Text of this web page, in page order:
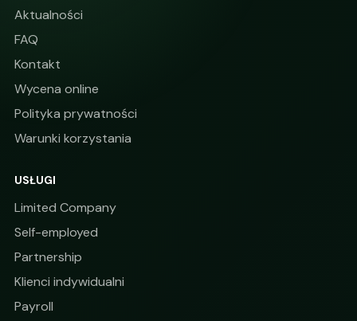
Aktualności
FAQ
Kontakt
Wycena online
Polityka prywatności
Warunki korzystania
USŁUGI
Limited Company
Self-employed
Partnership
Klienci indywidualni
Payroll